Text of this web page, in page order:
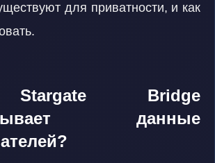
для приватности, и как
Bridge
данные